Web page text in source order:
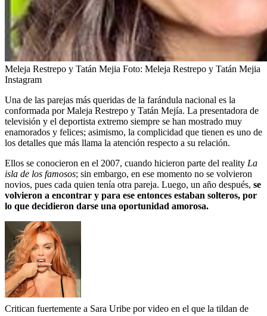
Meleja Restrepo y Tatán Mejia Foto: Meleja Restrepo y Tatán Mejia
Instagram
Una de las parejas más queridas de la farándula nacional es la
conformada por Maleja Restrepo y Tatán Mejía. La presentadora de
televisión y el deportista extremo siempre se han mostrado muy
enamorados y felices; asimismo, la complicidad que tienen es uno de
los detalles que más llama la atención respecto a su relación.
Ellos se conocieron en el 2007, cuando hicieron parte del reality La
isla de los famosos; sin embargo, en ese momento no se volvieron
novios, pues cada quien tenía otra pareja. Luego, un año después, se
volvieron a encontrar y para ese entonces estaban solteros, por
lo que decidieron darse una oportunidad amorosa.
Critican fuertemente a Sara Uribe por video en el que la tildan de